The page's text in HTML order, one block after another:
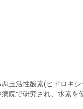
玉活性酸素(ヒドロキ
院で研究され、水素を